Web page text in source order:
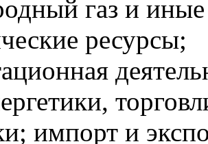
газ и иные
ресурсы;
импорт и